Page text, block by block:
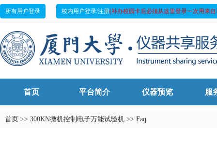
所有用户登录 校内用户登录/注册(补办校园卡后必须从这里登录一次用来
首页 平台简介 仪器预览 服
首页 >> 300KN微机控制电子万能试验机 >> Faq